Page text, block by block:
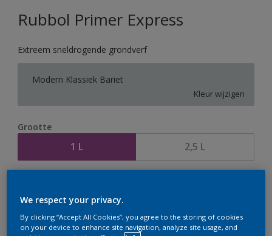
Rubbol Primer Express
Extreem sneldrogende grondverf
Modern Klassiek Bariet
Kleur wijzigen
Grootte
1 L 2,5 L
We respect your privacy.
By clicking “Accept All Cookies”, you agree to the storing of cookies
on your device to enhance site navigation, analyze site usage, and